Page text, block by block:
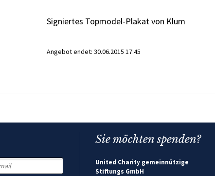
Signiertes Topmodel-Plakat von Klum
Angebot endet: 30.06.2015 17:45
Sie möchten spenden?
United Charity gemeinnützige
Stiftungs GmbH